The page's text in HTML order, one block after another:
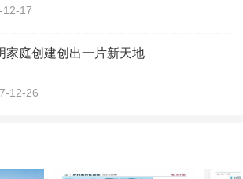
谐的地理空间？要不要积极探索生产生
景？最为重要的是，农民是不是中国古
愁价值的主要标准？
题特别是农民在传统乡愁意识中的角色
12-17
家庭创建创出一片新天地
12-26